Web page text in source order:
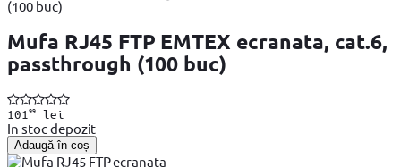
Mufa RJ45 FTP EMTEX ecranata, cat.6,
passthrough (100 buc)
101 99lei
In stoc depozit
Adaugă în coș